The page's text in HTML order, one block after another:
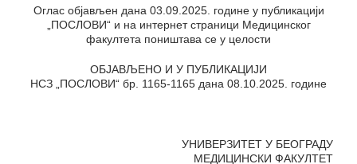
Оглас објављен дана 03.09.2025. године у публикацији
„ПОСЛОВИ“ и на интернет страници Медицинског
факултета поништава се у целости
ОБЈАВЉЕНО И У ПУБЛИКАЦИЈИ
НСЗ „ПОСЛОВИ“ бр. 1165-1165 дана 08.10.2025. године
УНИВЕРЗИТЕТ У БЕОГРАДУ
МЕДИЦИНСКИ ФАКУЛТЕТ